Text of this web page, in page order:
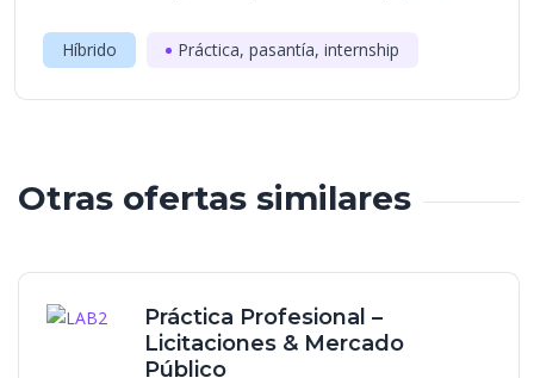
Híbrido Práctica, pasantía, internship
Otras ofertas similares
Práctica Profesional –
Licitaciones & Mercado
Público